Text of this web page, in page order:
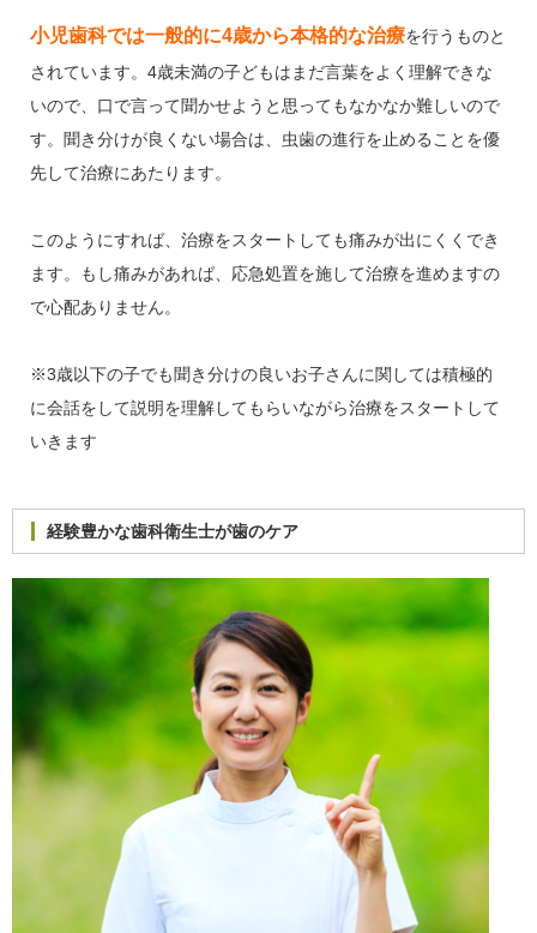
小児歯科では一般的に4歳から本格的な治療を行うものと
されています。4歳未満の子どもはまだ言葉をよく理解できな
いので、口で言って聞かせようと思ってもなかなか難しいので
す。聞き分けが良くない場合は、虫歯の進行を止めることを優
先して治療にあたります。
このようにすれば、治療をスタートしても痛みが出にくくでき
ます。もし痛みがあれば、応急処置を施して治療を進めますの
で心配ありません。
※3歳以下の子でも聞き分けの良いお子さんに関しては積極的
に会話をして説明を理解してもらいながら治療をスタートして
いきます
経験豊かな歯科衛生士が歯のケア